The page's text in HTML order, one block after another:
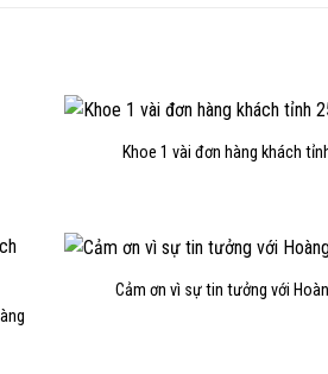
Khoe 1 vài đơn hàng khách
Cảm ơn vì sự tin tưởng với